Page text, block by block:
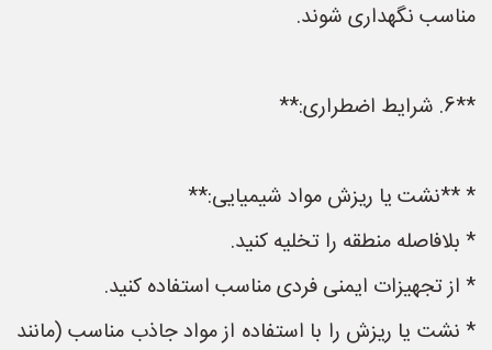
مناسب نگهداری شوند.
**6. شرایط اضطراری:**
* **نشت یا ریزش مواد شیمیایی:**
* بلافاصله منطقه را تخلیه کنید.
* از تجهیزات ایمنی فردی مناسب استفاده کنید.
* نشت یا ریزش را با استفاده از مواد جاذب مناسب (مانند